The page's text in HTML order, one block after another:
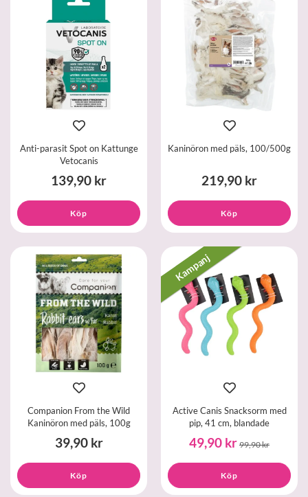
Anti-parasit Spot on Kattunge
Vetocanis
139,90 kr
Köp
Kaninöron med päls, 100/500g
219,90 kr
Köp
Companion From the Wild
Kaninöron med päls, 100g
39,90 kr
Köp
Kampanj
Active Canis Snacksorm med
pip, 41 cm, blandade
49,90 kr 99,90 kr
Köp